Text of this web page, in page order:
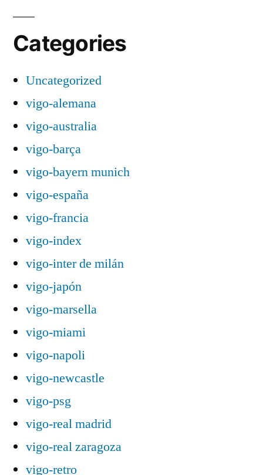
Categories
Uncategorized
vigo-alemana
vigo-australia
vigo-barça
vigo-bayern munich
vigo-españa
vigo-francia
vigo-index
vigo-inter de milán
vigo-japón
vigo-marsella
vigo-miami
vigo-napoli
vigo-newcastle
vigo-psg
vigo-real madrid
vigo-real zaragoza
vigo-retro